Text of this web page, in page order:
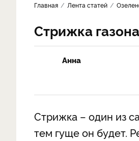
Главная Лента статей
Стрижка газона
Анна
Стрижка – один из
тем гуще он будет.